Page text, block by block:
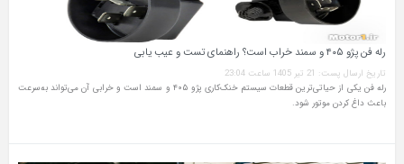
رله فن پژو ۴۰۵ و سمند خراب است؟ راهنمای تست و عیب‌ یابی
تاریخ ارسال پست: 21 تیر 1405 ساعت 23:04
رله فن یکی از حیاتی‌ترین قطعات سیستم خنک‌کاری پژو ۴۰۵ و سمند است و خرابی آن می‌تواند به‌سرعت
باعث داغ کردن موتور شود.